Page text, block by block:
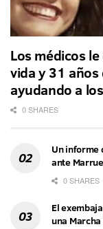
Los médicos
vida y 31
ayudando a
0 SHARES
Un informe
ante
0 SHARES
El
una